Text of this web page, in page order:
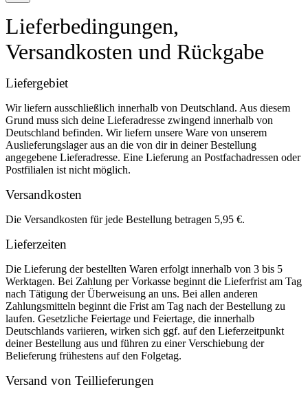
Lieferbedingungen,
Versandkosten und Rückgabe
Liefergebiet
Wir liefern ausschließlich innerhalb von Deutschland. Aus diesem
Grund muss sich deine Lieferadresse zwingend innerhalb von
Deutschland befinden. Wir liefern unsere Ware von unserem
Auslieferungslager aus an die von dir in deiner Bestellung
angegebene Lieferadresse. Eine Lieferung an Postfachadressen oder
Postfilialen ist nicht möglich.
Versandkosten
Die Versandkosten für jede Bestellung betragen 5,95 €.
Lieferzeiten
Die Lieferung der bestellten Waren erfolgt innerhalb von 3 bis 5
Werktagen. Bei Zahlung per Vorkasse beginnt die Lieferfrist am Tag
nach Tätigung der Überweisung an uns. Bei allen anderen
Zahlungsmitteln beginnt die Frist am Tag nach der Bestellung zu
laufen. Gesetzliche Feiertage und Feiertage, die innerhalb
Deutschlands variieren, wirken sich ggf. auf den Lieferzeitpunkt
deiner Bestellung aus und führen zu einer Verschiebung der
Belieferung frühestens auf den Folgetag.
Versand von Teillieferungen